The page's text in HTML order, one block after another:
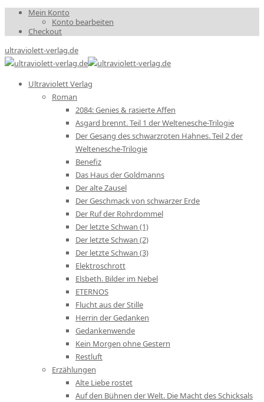
Mein Konto
Konto bearbeiten
Checkout
ultraviolett-verlag.de
Ultraviolett Verlag
Roman
2084: Genies & rasierte Affen
Asgard brennt. Teil 1 der Weltenesche-Trilogie
Der Gesang des schwarzroten Hahnes. Teil 2 der
Weltenesche-Trilogie
Benefiz
Das Haus der Goldmanns
Der alte Zausel
Der Geschmack von schwarzer Erde
Der Ruf der Rohrdommel
Der letzte Schwan (1)
Der letzte Schwan (2)
Der letzte Schwan (3)
Elektroschrott
Elsbeth. Bilder im Nebel
ETERNOS
Flucht aus der Stille
Herrin der Gedanken
Gedankenwende
Kein Morgen ohne Gestern
Restluft
Erzählungen
Alte Liebe rostet
Auf den Bühnen der Welt. Die Macht des Schicksals